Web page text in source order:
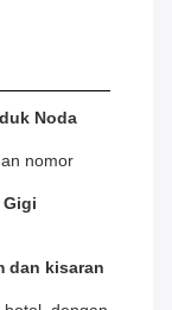
Noda
nomor
Gigi
dan kisaran